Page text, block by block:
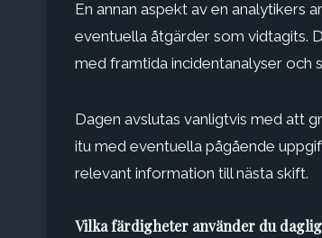
En annan aspekt av en analytikers
eventuella åtgärder som vidtagits.
med framtida incidentanalyser och
Dagen avslutas vanligtvis med att
itu med eventuella pågående
relevant information till nästa skift.
Vilka färdigheter använder du